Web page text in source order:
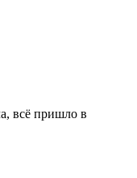
всё пришло в